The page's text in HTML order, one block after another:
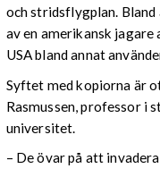
och stridsflygplan.
av en amerikansk
USA bland annat
Syftet med kopiorna är
Rasmussen, professor i
universitet.
– De övar på att